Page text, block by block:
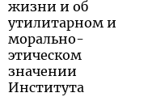
жизни и об
утилитарном и
морально-
этическом
значении
Института